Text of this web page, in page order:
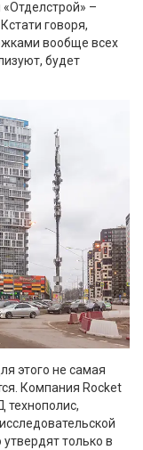
–
говоря,
вообще всех
будет
этого не самая
Компания Rocket
технополис,
только в